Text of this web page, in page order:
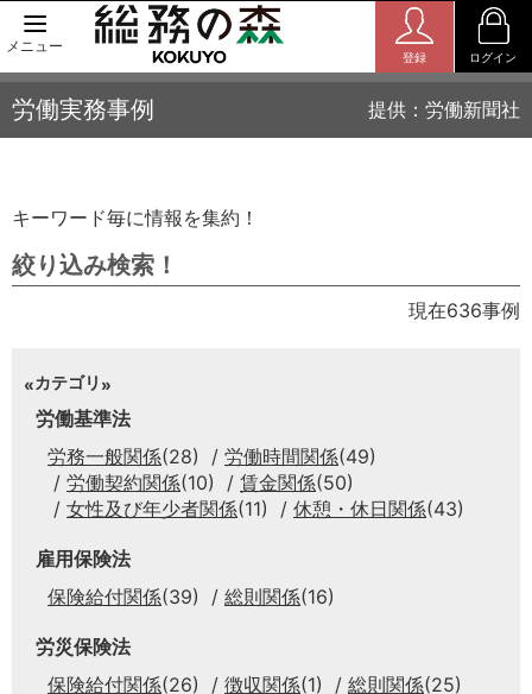
メニュー
登録 ログイン
労働実務事例 提供：労働新聞社
キーワード毎に情報を集約！
絞り込み検索！
現在636事例
カテゴリ
労働基準法
労務一般関係(28) 労働時間関係(49)
労働契約関係(10) 賃金関係(50)
女性及び年少者関係(11) 休憩・休日関係(43)
雇用保険法
保険給付関係(39) 総則関係(16)
労災保険法
保険給付関係(26) 徴収関係(1) 総則関係(25)